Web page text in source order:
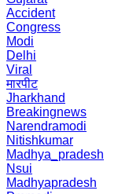
Accident
Congress
Modi
Delhi
Viral
मारपीट
Jharkhand
Breakingnews
Narendramodi
Nitishkumar
Madhya_pradesh
Nsui
Madhyapradesh